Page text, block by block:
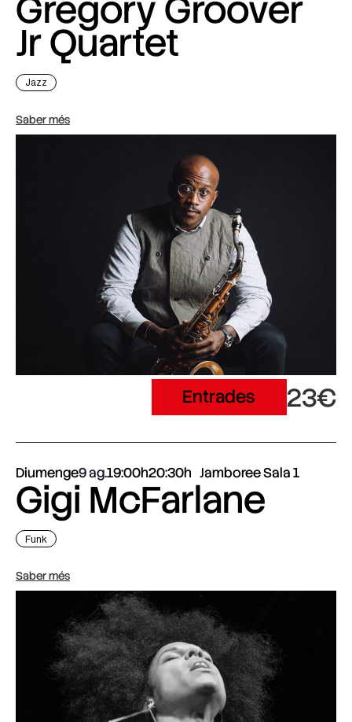
Gregory Groover
Jr Quartet
Jazz
Saber més
Entrades 23€
Diumenge9 ag.19:00h20:30h Jamboree Sala 1
Gigi McFarlane
Funk
Saber més